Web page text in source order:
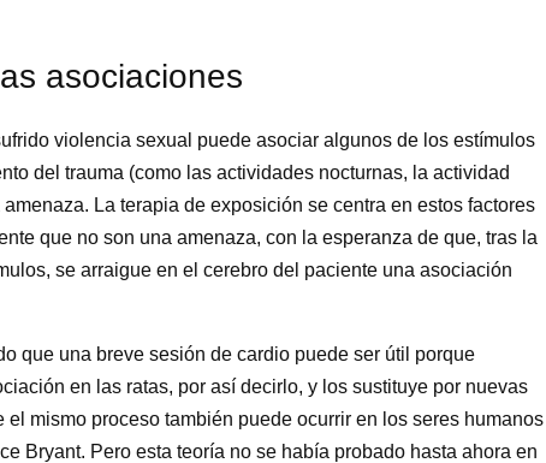
asociaciones
violencia sexual puede asociar algunos de los estímulos
del trauma (como las actividades nocturnas, la actividad
La terapia de exposición se centra en estos factores
que no son una amenaza, con la esperanza de que, tras la
se arraigue en el cerebro del paciente una asociación
que una breve sesión de cardio puede ser útil porque
en las ratas, por así decirlo, y los sustituye por nuevas
mismo proceso también puede ocurrir en los seres humanos
Bryant. Pero esta teoría no se había probado hasta ahora en